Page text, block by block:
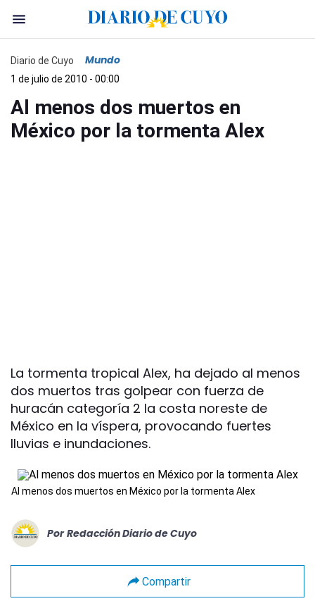
Diario de Cuyo Mundo
1 de julio de 2010 - 00:00
Al menos dos muertos en
México por la tormenta Alex
La tormenta tropical Alex, ha dejado al menos
dos muertos tras golpear con fuerza de
huracán categoría 2 la costa noreste de
México en la víspera, provocando fuertes
lluvias e inundaciones.
Al menos dos muertos en México por la tormenta Alex
Por Redacción Diario de Cuyo
Compartir